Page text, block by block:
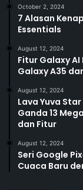
October 2, 2024
7 Alasan
Essentials
August 12, 2024
Fitur Galaxy
Galaxy A35
August 12, 2024
Lava Yuva
Ganda 13
dan Fitur
August 12, 2024
Seri Google
Cuaca Baru